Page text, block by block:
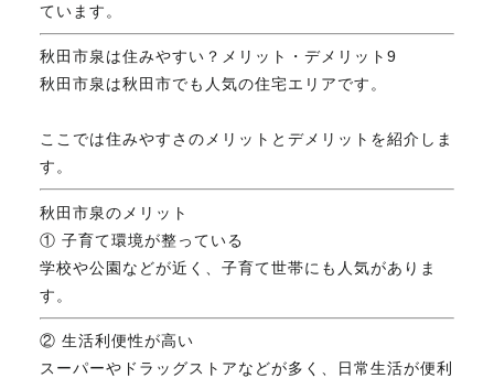
ています。
秋田市泉は住みやすい？メリット・デメリット9
秋田市泉は秋田市でも人気の住宅エリアです。
ここでは住みやすさのメリットとデメリットを紹介しま
す。
秋田市泉のメリット
① 子育て環境が整っている
学校や公園などが近く、子育て世帯にも人気がありま
す。
② 生活利便性が高い
スーパーやドラッグストアなどが多く、日常生活が便利